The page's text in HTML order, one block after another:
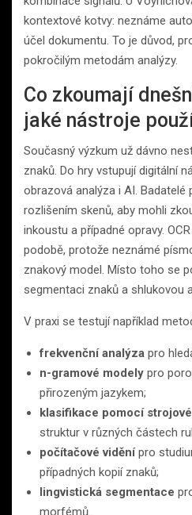
kontextové kotvy: neznáme
účel dokumentu. To je důvod,
pokročilým metodám analýzy.
Co zkoumají
jaké nástroje
Současný výzkum už dávno
znaků. Do hry vstupují digitální
obrazová analýza i AI. Badatelé
rozlišením skenů, aby mohli
inkoustu a případné opravy.
podobě, protože neznámé
znakový model. Místo toho se
segmentaci znaků a shlukovou
V praxi se testují například
frekvenční analýza pro
n-gramové modely pro
přirozeným jazykem;
klasifikace pomocí
struktur v různých částech
počítačové viděnípro
případných kopií znaků;
lingvistická segmentace
morfémů.